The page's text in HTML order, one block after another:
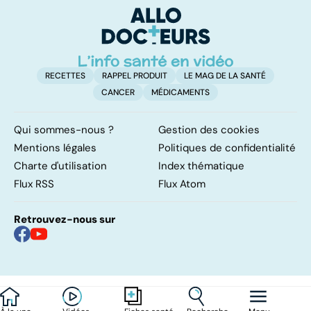
mal
RECETTES RAPPEL PRODUIT
LE MAG DE LA SANTÉ
CANCER
MÉDICAMENTS
Qui sommes-nous ?
Gestion des cookies
Mentions légales
Politiques de confidentialité
Charte d'utilisation
Index thématique
Flux RSS
Flux Atom
Retrouvez-nous sur